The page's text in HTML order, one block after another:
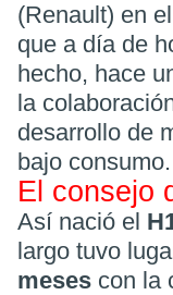
(Renault) en
que a día de
hecho, hace
la
desarrollo de
bajo consumo.
El consejo
Así nació el
largo tuvo
meses con la